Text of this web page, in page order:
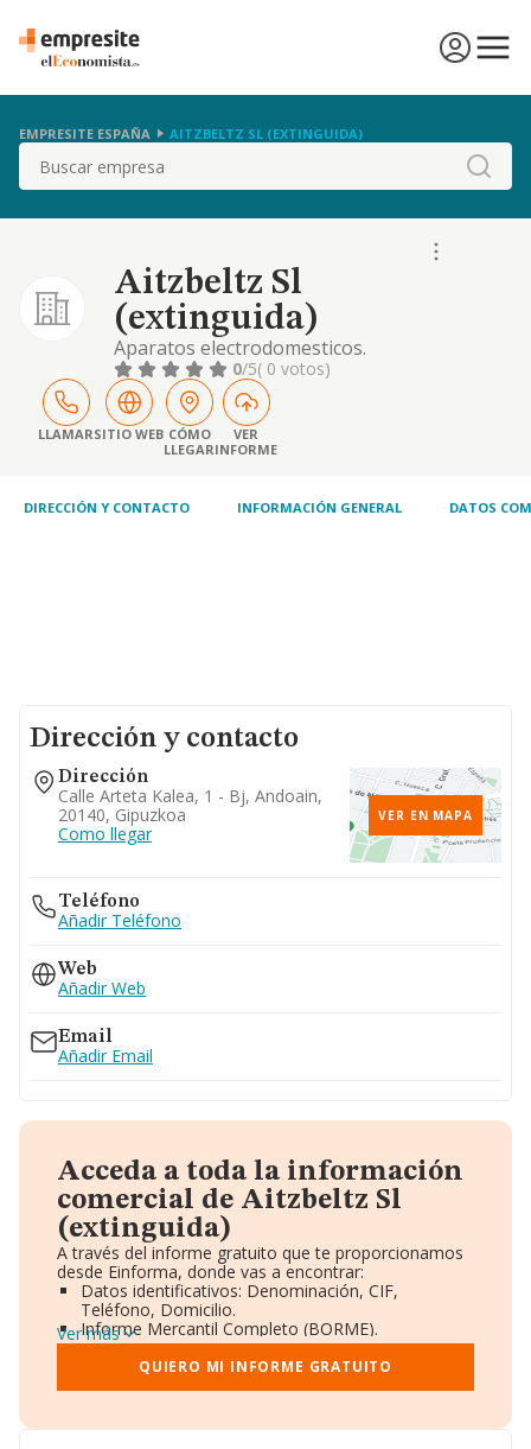
EMPRESITE ESPAÑA AITZBELTZ SL (EXTINGUIDA)
Buscar
Aitzbeltz Sl
(extinguida)
Aparatos electrodomesticos.
0/5( 0 votos)
LLAMARSITIO WEB CÓMO
LLEGAR
VER
INFORME
DIRECCIÓN Y CONTACTO INFORMACIÓN GENERAL DATOS
Dirección y contacto
Dirección
Calle Arteta Kalea, 1 - Bj, Andoain,
20140, Gipuzkoa
Como llegar
VER EN MAPA
Teléfono
Añadir Teléfono
Web
Añadir Web
Email
Añadir Email
Acceda a toda la información
comercial de Aitzbeltz Sl
(extinguida)
A través del informe gratuito que te proporcionamos
desde Einforma, donde vas a encontrar:
Datos identificativos: Denominación, CIF,
Teléfono, Domicilio.
Informe Mercantil Completo (BORME).
Gráficos de Evolución Ventas y Empleados.
Consejo de Administración y Administradores.
Directivos y Ejecutivos.
Ver más
QUIERO MI INFORME GRATUITO